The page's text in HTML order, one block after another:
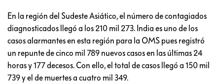
En la región del Sudeste Asiático, el número de contagiados
diagnosticados llegó a los 210 mil 273. India es uno de los
casos alarmantes en esta región para la OMS pues registró
un repunte de cinco mil 789 nuevos casos en las últimas 24
horas y 177 decesos. Con ello, el total de casos llegó a 150 mil
739 y el de muertes a cuatro mil 349.